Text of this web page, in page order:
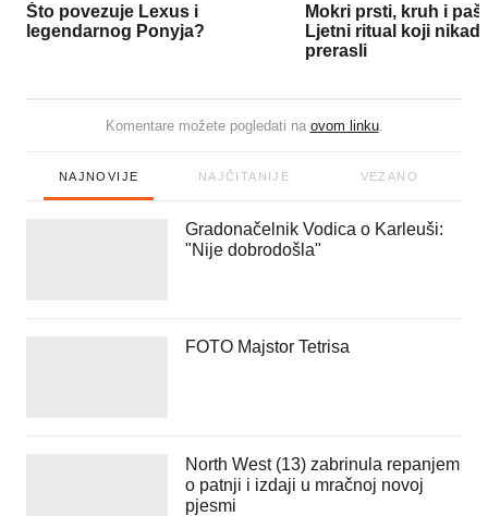
Što povezuje Lexus i
legendarnog Ponyja?
Mokri prsti, kruh i
Ljetni ritual koji nikad
prerasli
Komentare možete pogledati na ovom linku.
NAJNOVIJE NAJČITANIJE VEZANO
Gradonačelnik Vodica o Karleuši:
"Nije dobrodošla"
FOTO Majstor Tetrisa
North West (13) zabrinula repanjem
o patnji i izdaji u mračnoj novoj
pjesmi